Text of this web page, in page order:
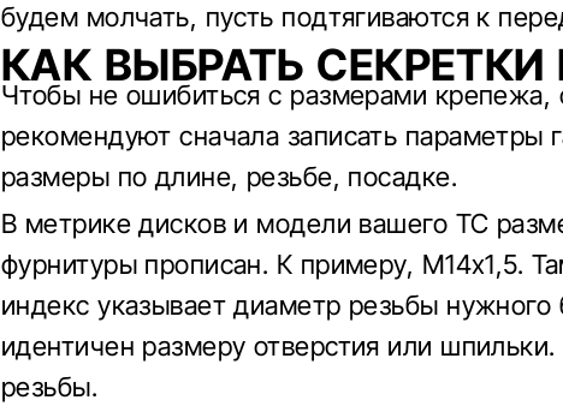
будем молчать, пусть подтягиваются к
КАК ВЫБРАТЬ
Чтобы не ошибиться с размерами крепежа,
рекомендуют сначала записать параметры
размеры по длине, резьбе, посадке.
В метрике дисков и модели вашего ТС
фурнитуры прописан. К примеру, М14х1,5.
индекс указывает диаметр резьбы нужного
идентичен размеру отверстия или
резьбы.